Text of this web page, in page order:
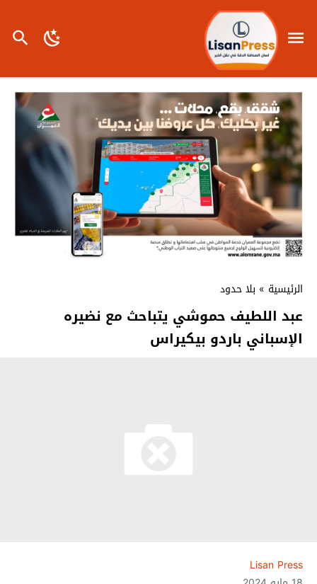
الرئيسية » بلا حدود
عبد اللطيف حموشي يتباحث مع نضيره
الإسباني باردو بيكيراس
Lisan Press